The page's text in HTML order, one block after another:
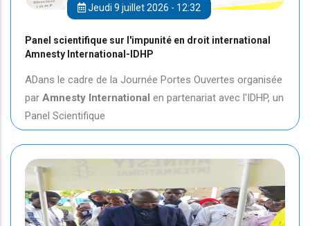
Jeudi 9 juillet 2026 - 12:32
Panel scientifique sur l'impunité en droit international
Amnesty International-IDHP
ADans le cadre de la Journée Portes Ouvertes organisée
par Amnesty International en partenariat avec l'IDHP, un
Panel Scientifique